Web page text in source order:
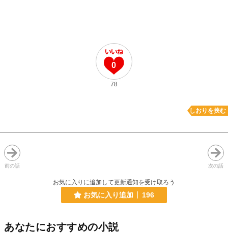
0
78
しおりを挟む
前の話 次の話
お気に入りに追加して更新通知を受け取ろう
お気に入り追加 196
あなたにおすすめの小説